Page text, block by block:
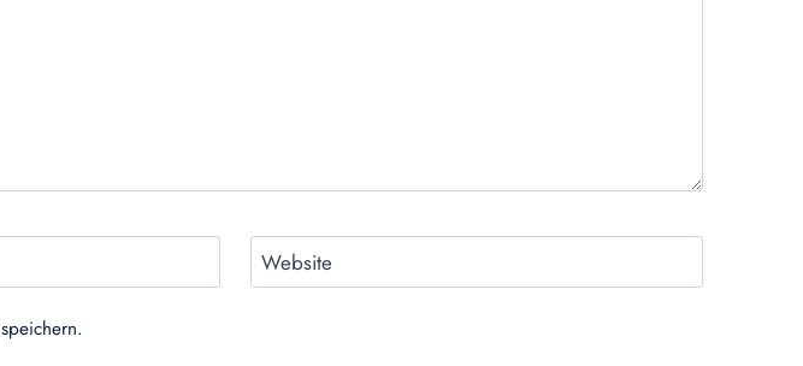
Website